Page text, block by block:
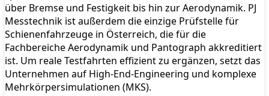
über Bremse und Festigkeit bis hin zur Aerodynamik. PJ
Messtechnik ist außerdem die einzige Prüfstelle für
Schienenfahrzeuge in Österreich, die für die
Fachbereiche Aerodynamik und Pantograph akkreditiert
ist. Um reale Testfahrten effizient zu ergänzen, setzt das
Unternehmen auf High-End-Engineering und komplexe
Mehrkörpersimulationen (MKS).